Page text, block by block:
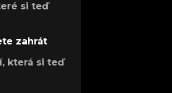
si teď
zahrát
která si teď